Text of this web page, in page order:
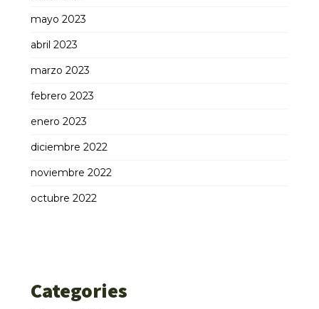
mayo 2023
abril 2023
marzo 2023
febrero 2023
enero 2023
diciembre 2022
noviembre 2022
octubre 2022
Categories